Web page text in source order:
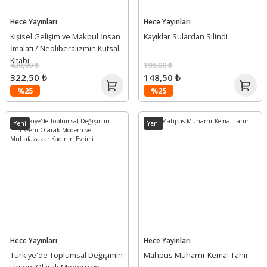
Hece Yayınları
Kişisel Gelişim ve Makbul İnsan
İmalatı / Neoliberalizmin Kutsal
Kitabı
%25
430,00 ₺
322,50 ₺
Hece Yayınları
Kayıklar Sulardan Silindi
%25
198,00 ₺
148,50 ₺
Yeni
Hece Yayınları
Türkiye'de Toplumsal Değişimin
Yeni
Hece Yayınları
Mahpus Muharrir Kemal Tahir